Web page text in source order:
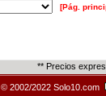
[Pág.
** Precios
© 2002/2022 Solo10.com